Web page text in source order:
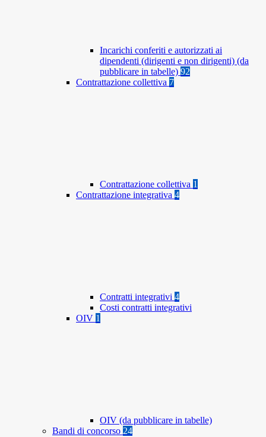
Incarichi conferiti e autorizzati ai
dipendenti (dirigenti e non dirigenti) (da
pubblicare in tabelle) 92
Contrattazione collettiva 7
Contrattazione collettiva 1
Contrattazione integrativa 4
Contratti integrativi 4
Costi contratti integrativi
OIV 1
OIV (da pubblicare in tabelle)
Bandi di concorso 24